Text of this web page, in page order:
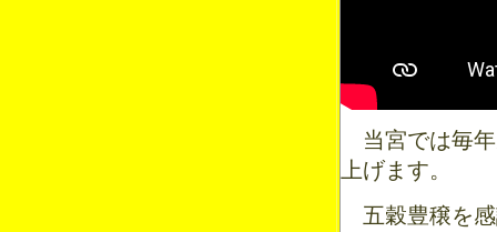
当宮では毎年
上げます。
五穀豊穣を感